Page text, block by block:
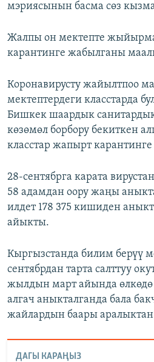
мэриясынын басма сөз
Жалпы он мектепте
карантинге жабылганы
Коронавирусту жайылтпоо
мектептердеги класстарда
Бишкек шаардык
көзөмөл борбору бекиткен
класстар жапырт
28-сентябрга карата
58 адамдан оору жаңы
илдет 178 375 кишиден
айыкты.
Кыргызстанда билим берүү
сентябрдан тарта салттуу
жылдын март айында өлкөдө
алгач аныкталганда бала
жайлардын баары аралыктан
ДАГЫ КАРАҢЫЗ